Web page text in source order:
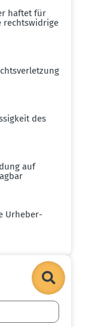
haftet für
rechts­widrige
des
auf
Urheber­